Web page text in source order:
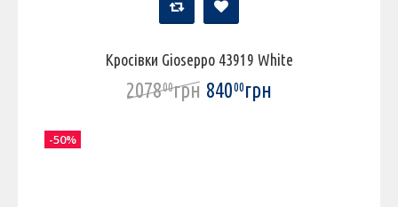
Кросівки Gioseppo 43919 White
207800грн 84000грн
-50%